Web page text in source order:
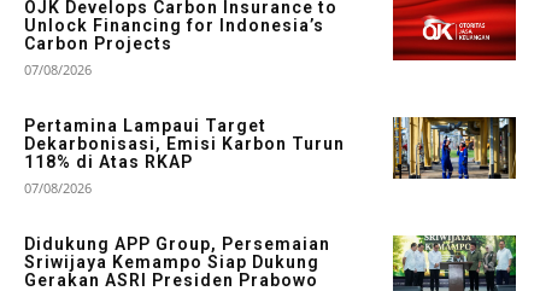
OJK Develops Carbon Insurance to
Unlock Financing for Indonesia’s
Carbon Projects
07/08/2026
Pertamina Lampaui Target
Dekarbonisasi, Emisi Karbon Turun
118% di Atas RKAP
07/08/2026
Didukung APP Group, Persemaian
Sriwijaya Kemampo Siap Dukung
Gerakan ASRI Presiden Prabowo